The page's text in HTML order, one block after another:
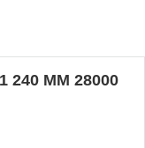
240 ММ 28000